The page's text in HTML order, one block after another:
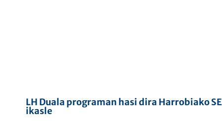
LH Duala programan hasi dira Harrobiako
ikasle